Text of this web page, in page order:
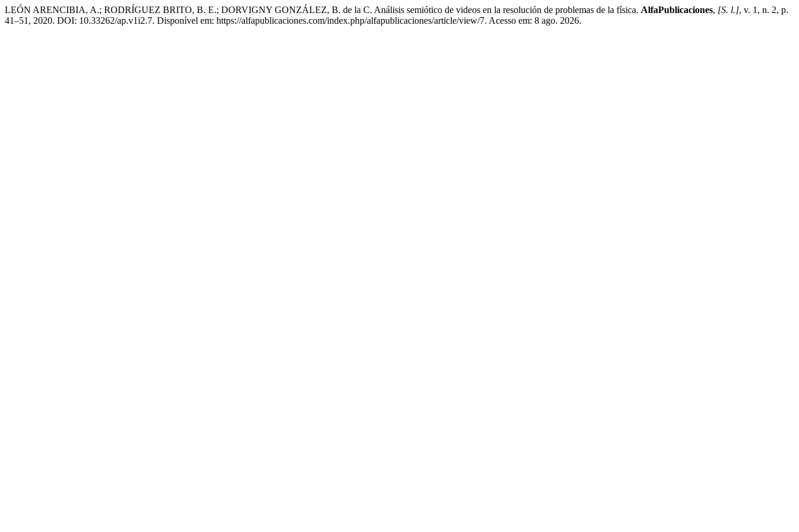
LEÓN ARENCIBIA, A.; RODRÍGUEZ BRITO, B. E.; DORVIGNY GONZÁLEZ, B. de la C. Análisis semiótico de videos en la resolución de problemas de la física. AlfaPublicaciones, [S. l.], v. 1, n. 2, p.
41–51, 2020. DOI: 10.33262/ap.v1i2.7. Disponível em: https://alfapublicaciones.com/index.php/alfapublicaciones/article/view/7. Acesso em: 8 ago. 2026.